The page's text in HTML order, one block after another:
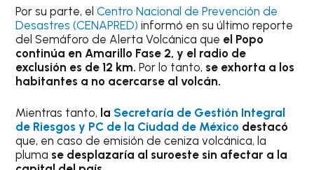
Por su parte, elCentro Nacional de Prevención de
Desastres (CENAPRED) informó en su último reporte
del Semáforo de Alerta Volcánica que el Popo
continúa en Amarillo Fase 2, y el radio de
exclusión es de 12 km.Por lo tanto, se exhorta a los
habitantes a no acercarse al volcán.
Mientras tanto, la Secretaría de Gestión Integral
de Riesgos y PC de la Ciudad de México destacó
que, en caso de emisión de ceniza volcánica, la
pluma se desplazaría al suroeste sin afectar a la